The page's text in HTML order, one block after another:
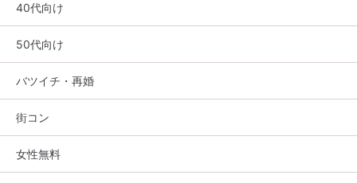
40代向け
50代向け
バツイチ・再婚
街コン
女性無料